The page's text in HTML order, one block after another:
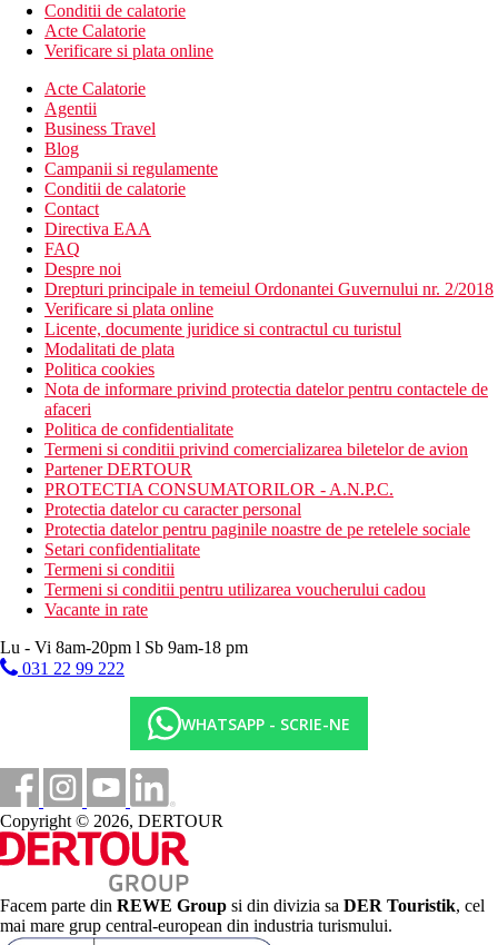
Conditii de calatorie
Acte Calatorie
Verificare si plata online
Acte Calatorie
Agentii
Business Travel
Blog
Campanii si regulamente
Conditii de calatorie
Contact
Directiva EAA
FAQ
Despre noi
Drepturi principale in temeiul Ordonantei Guvernului nr. 2/2018
Verificare si plata online
Licente, documente juridice si contractul cu turistul
Modalitati de plata
Politica cookies
Nota de informare privind protectia datelor pentru contactele de
afaceri
Politica de confidentialitate
Termeni si conditii privind comercializarea biletelor de avion
Partener DERTOUR
PROTECTIA CONSUMATORILOR - A.N.P.C.
Protectia datelor cu caracter personal
Protectia datelor pentru paginile noastre de pe retelele sociale
Setari confidentialitate
Termeni si conditii
Termeni si conditii pentru utilizarea voucherului cadou
Vacante in rate
Lu - Vi 8am-20pm l Sb 9am-18 pm
031 22 99 222
WHATSAPP - SCRIE-NE
Copyright © 2026, DERTOUR
Facem parte din REWE Group si din divizia sa DER Touristik, cel
mai mare grup central-european din industria turismului.